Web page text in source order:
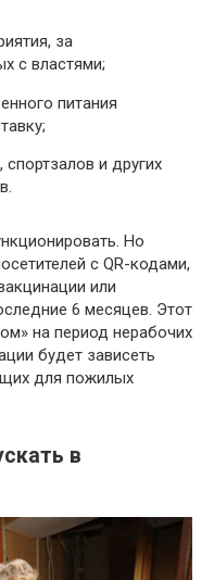
за
с властями;
питания
и других
Но
с QR-кодами,
или
6 месяцев. Этот
на период нерабочих
будет зависеть
для пожилых
в